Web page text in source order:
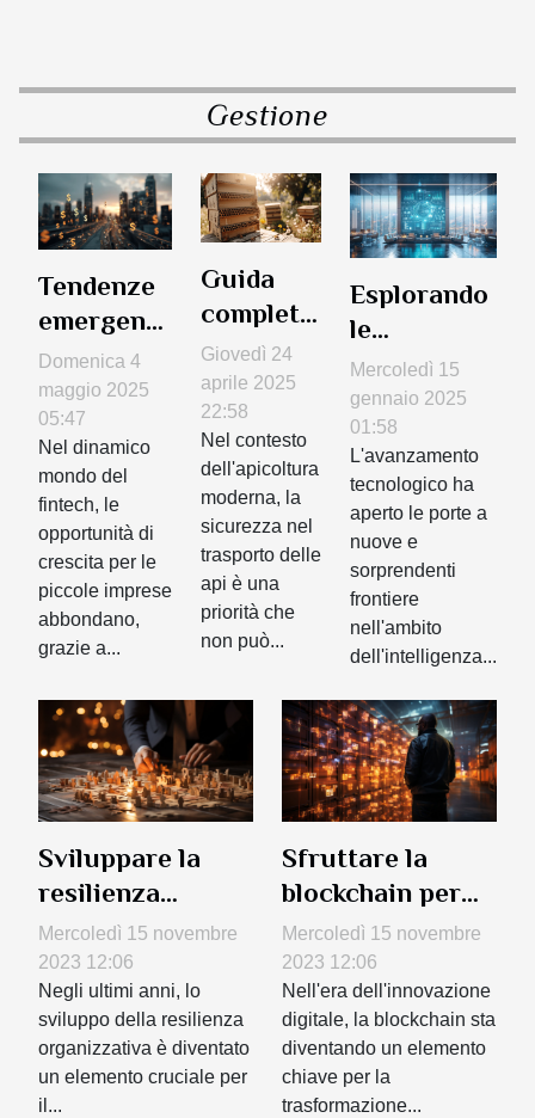
Gestione
Tendenze
emergenti
nel fintech
che le
piccole
imprese
possono
sfruttare
per la
crescita
economica
Domenica 4
maggio 2025
05:47
Nel dinamico
mondo del
fintech, le
opportunità di
crescita per le
piccole imprese
abbondano,
grazie a...
Guida
completa
all'uso
degli
alveari in
cartone
per il
trasporto
sicuro
Giovedì 24
aprile 2025
22:58
Nel contesto
dell'apicoltura
moderna, la
sicurezza nel
trasporto delle
api è una
priorità che
non può...
Esplorando
le
possibilità
delle
soluzioni di
AI
generativa
per le
aziende
Mercoledì 15
gennaio 2025
01:58
L'avanzamento
tecnologico ha
aperto le porte a
nuove e
sorprendenti
frontiere
nell'ambito
dell'intelligenza...
Sviluppare la
resilienza
organizzativa
nel mercato
Mercoledì 15 novembre
2023 12:06
Negli ultimi anni, lo
sviluppo della resilienza
organizzativa è diventato
un elemento cruciale per
il...
Sfruttare la
blockchain per
migliorare la
gestione della
supply chain
Mercoledì 15 novembre
2023 12:06
Nell'era dell'innovazione
digitale, la blockchain sta
diventando un elemento
chiave per la
trasformazione...